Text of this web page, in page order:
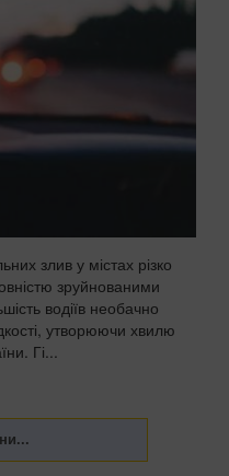
злив у містах різко
зруйнованими
водіїв необачно
утворюючи хвилю
Гі...